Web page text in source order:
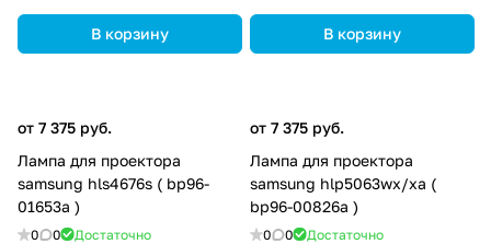
В корзину В корзину
от 7 375 руб.
Лампа для проектора
samsung hls4676s ( bp96-
01653a )
0 0 Достаточно
от 7 375 руб.
Лампа для проектора
samsung hlp5063wx/xa (
bp96-00826a )
0 0 Достаточно